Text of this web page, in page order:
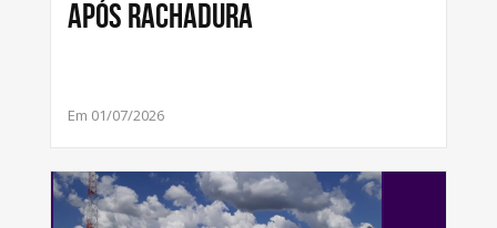
após rachadura
Em 01/07/2026